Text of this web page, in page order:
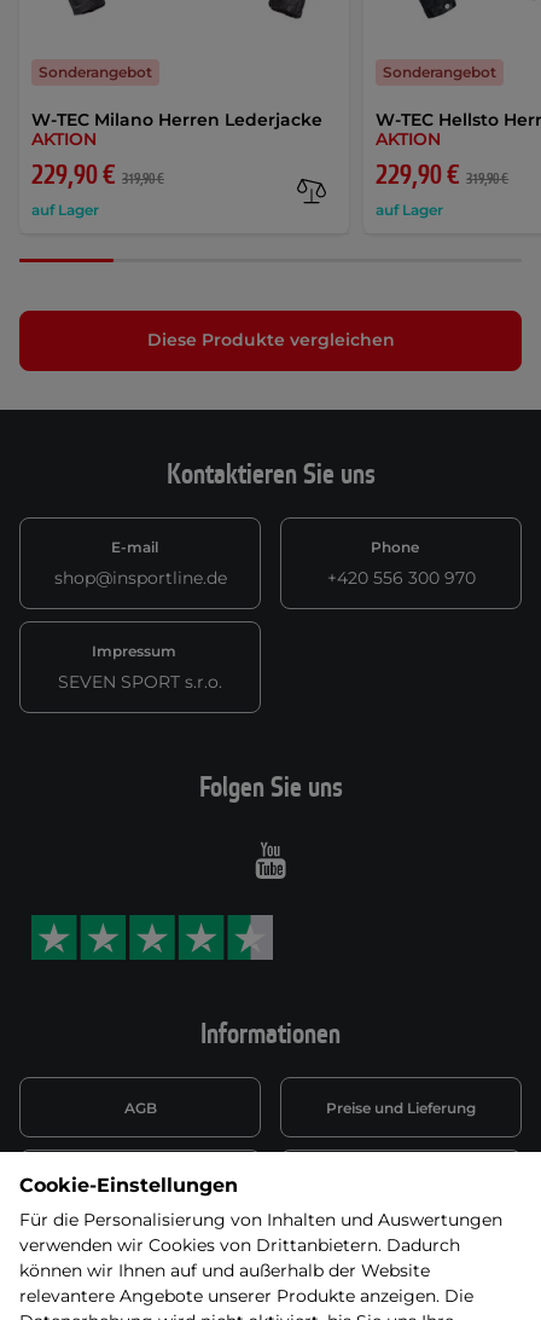
W-TEC Milano Herren Lederjacke
AKTION
229,90 € 319,90 €
auf Lager
Sonderangebot
W-TEC Hellsto
AKTION
229,90 € 319,90 €
auf Lager
Sonderangebot
Diese Produkte vergleichen
Kontaktieren Sie uns
E-mail
shop@insportline.de
Phone
+420 556 300 970
Impressum
SEVEN SPORT s.r.o.
Informationen
AGB Preise und Lieferung
Datenschutzerklärung
Wiederufsbelehrung mit Link
zum Formular
Batterieentsorgung
Informationen zu Elektro-
Folgen Sie uns
Youtube
Cookie-Einstellungen
Für die Personalisierung von Inhalten und Auswertungen
verwenden wir Cookies von Drittanbietern. Dadurch
können wir Ihnen auf und außerhalb der Website
relevantere Angebote unserer Produkte anzeigen. Die